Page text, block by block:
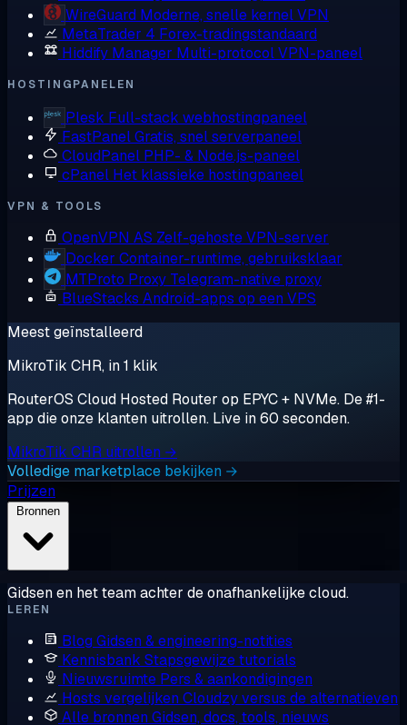
WireGuard Moderne, snelle kernel VPN
MetaTrader 4 Forex-tradingstandaard
Hiddify Manager Multi-protocol VPN-paneel
HOSTINGPANELEN
Plesk Full-stack webhostingpaneel
FastPanelGratis, snel serverpaneel
CloudPanel PHP- & Node.js-paneel
cPanel Het klassieke hostingpaneel
VPN & TOOLS
OpenVPN AS Zelf-gehoste VPN-server
Docker Container-runtime, gebruiksklaar
MTProto Proxy Telegram-native proxy
BlueStacks Android-apps op een VPS
Meest geïnstalleerd
MikroTik CHR, in 1 klik
RouterOS Cloud Hosted Router op EPYC + NVMe. De #1-
app die onze klanten uitrollen. Live in 60 seconden.
MikroTik CHR uitrollen →
Volledige marketplace bekijken →
Prijzen
Gidsen en het team achter de onafhankelijke cloud.
LEREN
Blog Gidsen & engineering-notities
Kennisbank Stapsgewijze tutorials
Nieuwsruimte Pers & aankondigingen
Hosts vergelijken Cloudzy versus de alternatieven
Alle bronnen Gidsen, docs, tools, nieuws